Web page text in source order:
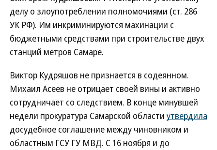
делу о злоупотреблении полномочиями (ст. 286
УК РФ). Им инкриминируются махинации с
бюджетными средствами при строительстве двух
станций метров Самаре.
Виктор Кудряшов не признается в содеянном.
Михаил Асеев не отрицает своей вины и активно
сотрудничает со следствием. В конце минувшей
недели прокуратура Самарской области утвердила
досудебное соглашение между чиновником и
областным ГСУ ГУ МВД. С 16 ноября и до